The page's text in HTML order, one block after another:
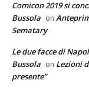
Comicon 2019 si
Bussola on
Sematary
Le due facce di
Bussola on Lezioni
presente”